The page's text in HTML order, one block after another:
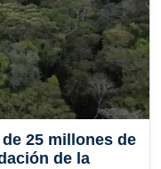
25 millones de
de la